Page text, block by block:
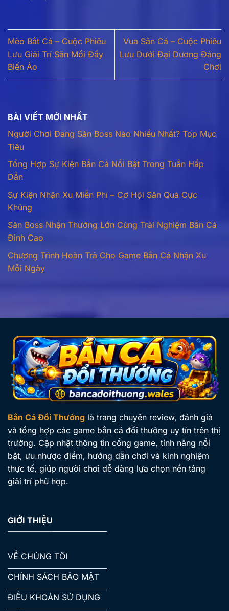
Mèo Bắt Cá – Cuộc Phiêu
Lưu Giải Trí Săn Mồi Đầy
Biến Ảo
Vua Săn Cá – Cuộc Phiêu
Lưu Dưới Đại Dương Đáng
Chơi
BÀI VIẾT MỚI NHẤT
Người Chơi Đang Săn Boss Nào Nhiều Nhất? Top Mục
Tiêu
Tổng Hợp Sự Kiện Bắn Cá Nổi Bật Trong Tuần Hấp
Dẫn
Sự Kiện Nhận Xu Miễn Phí – Cơ Hội Săn Quà Cực
Khủng
Săn Boss Nhận Thưởng Lớn Cùng Trải Nghiệm Bắn Cá
Đỉnh Cao
Chương Trình Hoàn Trả Cho Game Bắn Cá Nhận Xu
Mỗi Ngày
Bắn Cá Đổi Thưởng là trang chuyên review, đánh giá
và tổng hợp các game bắn cá đổi thưởng uy tín trên thị
trường. Cập nhật thông tin cổng game, tính năng nổi
bật, ưu nhược điểm, hướng dẫn chơi và kinh nghiệm
thực tế, giúp người chơi dễ dàng lựa chọn nền tảng
giải trí phù hợp.
GIỚI THIỆU
VỀ CHÚNG TÔI
CHÍNH SÁCH BẢO MẬT
ĐIỀU KHOẢN SỬ DỤNG